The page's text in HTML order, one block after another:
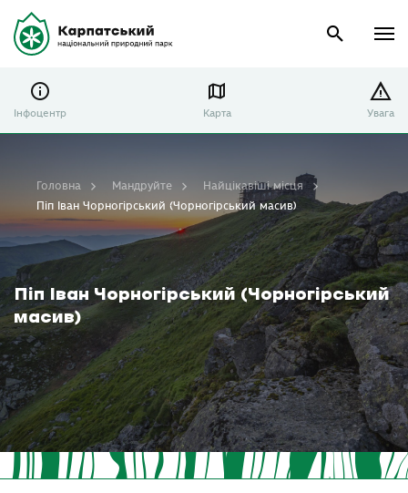
Інфоцентр Карта Увага
Піп Іван Чорногірський (Чорногірський
масив)
Головна Мандруйте
Найцікавіші місця
Піп Іван Чорногірський (Чорногірський масив)